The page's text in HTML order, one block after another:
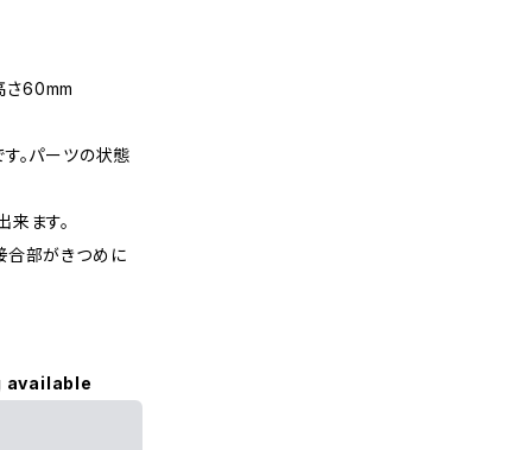
さ60mm
。パーツの状態
ます。
合部がきつめに
available